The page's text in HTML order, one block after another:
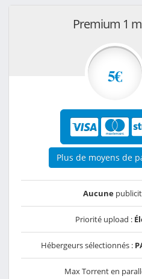
Premium 1
5€
Plus de moyens de
Aucune
Priorité upload :
Hébergeurs sélectionnés :
Max Torrent en